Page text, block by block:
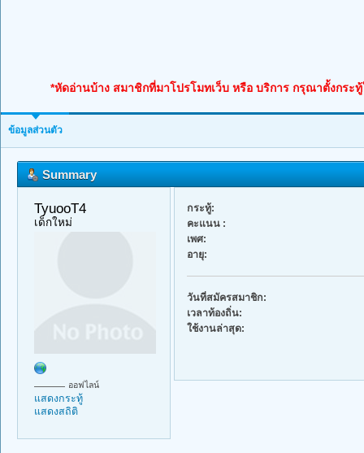
*หัดอ่านบ้าง สมาชิกที่มาโปรโมทเว็บ หรือ บริการ กรุณาตั้งกระ
ข้อมูลส่วนตัว
Summary
TyuooT4
เด็กใหม่
ออฟไลน์
แสดงกระทู้
แสดงสถิติ
กระทู้:
คะแนน :
เพศ:
อายุ:
วันที่สมัครสมาชิก:
เวลาท้องถิ่น:
ใช้งานล่าสุด: